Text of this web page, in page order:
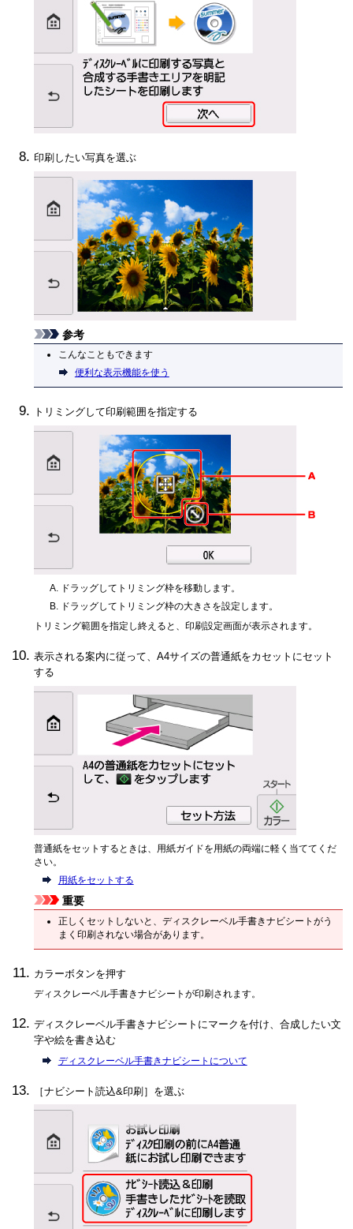
印刷したい写真を選ぶ
参考
こんなこともできます
便利な表示機能を使う
トリミングして印刷範囲を指定する
ドラッグしてトリミング枠を移動します。
ドラッグしてトリミング枠の大きさを設定します。
トリミング範囲を指定し終えると、印刷設定画面が表示されます。
表示される案内に従って、A4サイズの普通紙をカセットにセット
する
普通紙をセットするときは、用紙ガイドを用紙の両端に軽く当ててくだ
さい。
用紙をセットする
重要
正しくセットしないと、ディスクレーベル手書きナビシートがう
まく印刷されない場合があります。
カラーボタンを押す
ディスクレーベル手書きナビシートが印刷されます。
ディスクレーベル手書きナビシートにマークを付け、合成したい文
字や絵を書き込む
ディスクレーベル手書きナビシートについて
［ナビシート読込&印刷］を選ぶ